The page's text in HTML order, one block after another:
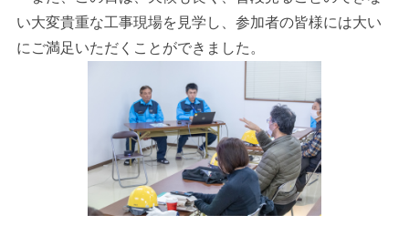
い大変貴重な工事現場を見学し、参加者の皆様には大い
にご満足いただくことができました。